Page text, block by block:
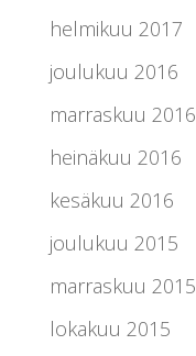
helmikuu 2017
joulukuu 2016
marraskuu 2016
heinäkuu 2016
kesäkuu 2016
joulukuu 2015
marraskuu 2015
lokakuu 2015